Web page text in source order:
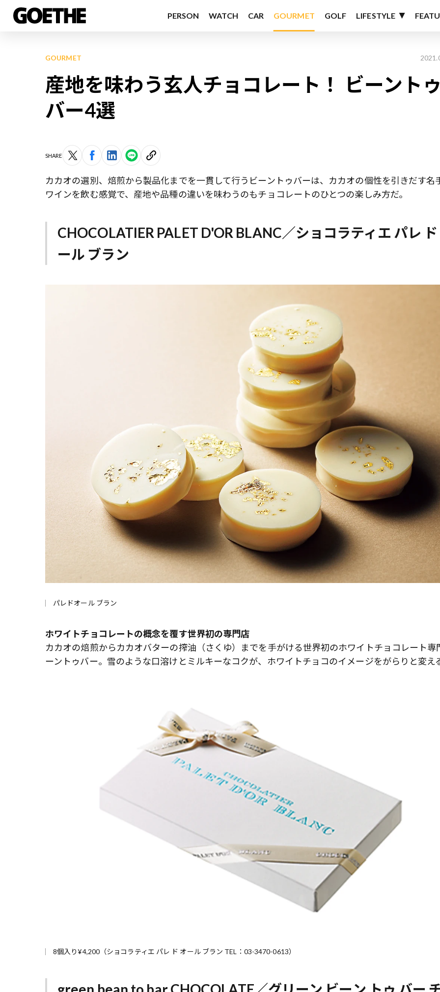
PERSON WATCH CAR GOURMET GOLF LIFESTYLE
GOURMET
産地を味わう玄人チョコレート！ ビーント
バー4選
SHARE
カカオの選別、焙煎から製品化までを一貫して行うビーントゥバーは、カカオの個性を引きだす名
ワインを飲む感覚で、産地や品種の違いを味わうのもチョコレートのひとつの楽しみ方だ。
CHOCOLATIER PALET D'OR BLANC／ショコラティエ パレ
ール ブラン
パレドオール ブラン
ホワイトチョコレートの概念を覆す世界初の専門店
カカオの焙煎からカカオバターの搾油（さくゆ）までを手がける世界初のホワイトチョコレート専
ーントゥバー。雪のような口溶けとミルキーなコクが、ホワイトチョコのイメージをがらりと変え
8個入り¥4,200（ショコラティエ パレ ド オール ブラン TEL：03-3470-0613）
歌舞伎俳優・尾上右近が休息を過
前列ホテル「UMITO 熱海 別邸」